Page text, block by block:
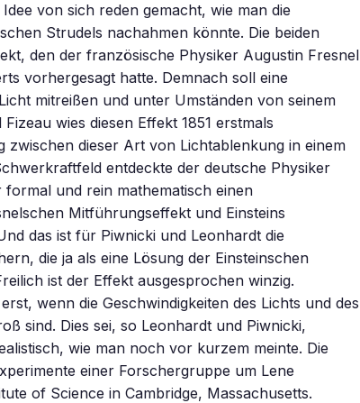
von sich reden gemacht, wie man die
Strudels nachahmen könnte. Die beiden
den der französische Physiker Augustin Fresnel
vorhergesagt hatte. Demnach soll eine
mitreißen und unter Umständen von seinem
wies diesen Effekt 1851 erstmals
zwischen dieser Art von Lichtablenkung in einem
entdeckte der deutsche Physiker
und rein mathematisch einen
Mitführungseffekt und Einsteins
das ist für Piwnicki und Leonhardt die
die ja als eine Lösung der Einsteinschen
ist der Effekt ausgesprochen winzig.
wenn die Geschwindigkeiten des Lichts und des
sind. Dies sei, so Leonhardt und Piwnicki,
wie man noch vor kurzem meinte. Die
einer Forschergruppe um Lene
of Science in Cambridge, Massachusetts.